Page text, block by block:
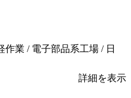
作業 / 電子部品系工場 / 日
詳細を表示